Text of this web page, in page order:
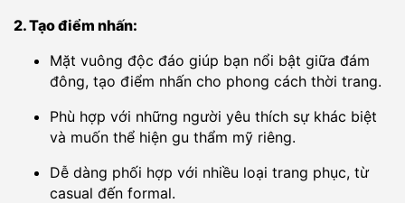
2. Tạo điểm nhấn:
Mặt vuông độc đáo giúp bạn nổi bật giữa đám
đông, tạo điểm nhấn cho phong cách thời trang.
Phù hợp với những người yêu thích sự khác biệt
và muốn thể hiện gu thẩm mỹ riêng.
Dễ dàng phối hợp với nhiều loại trang phục, từ
casual đến formal.